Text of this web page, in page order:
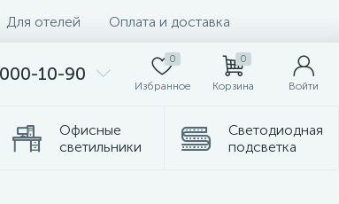
Для отелей Оплата и доставка
10-90
0
Избранное
0
Корзина Войти
Офисные
светильники
Светодиодная
подсветка